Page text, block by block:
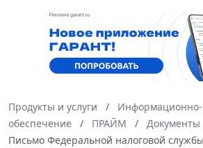
Продукты и услуги
обеспечение
ПРАЙМ
Письмо Федеральной налоговой